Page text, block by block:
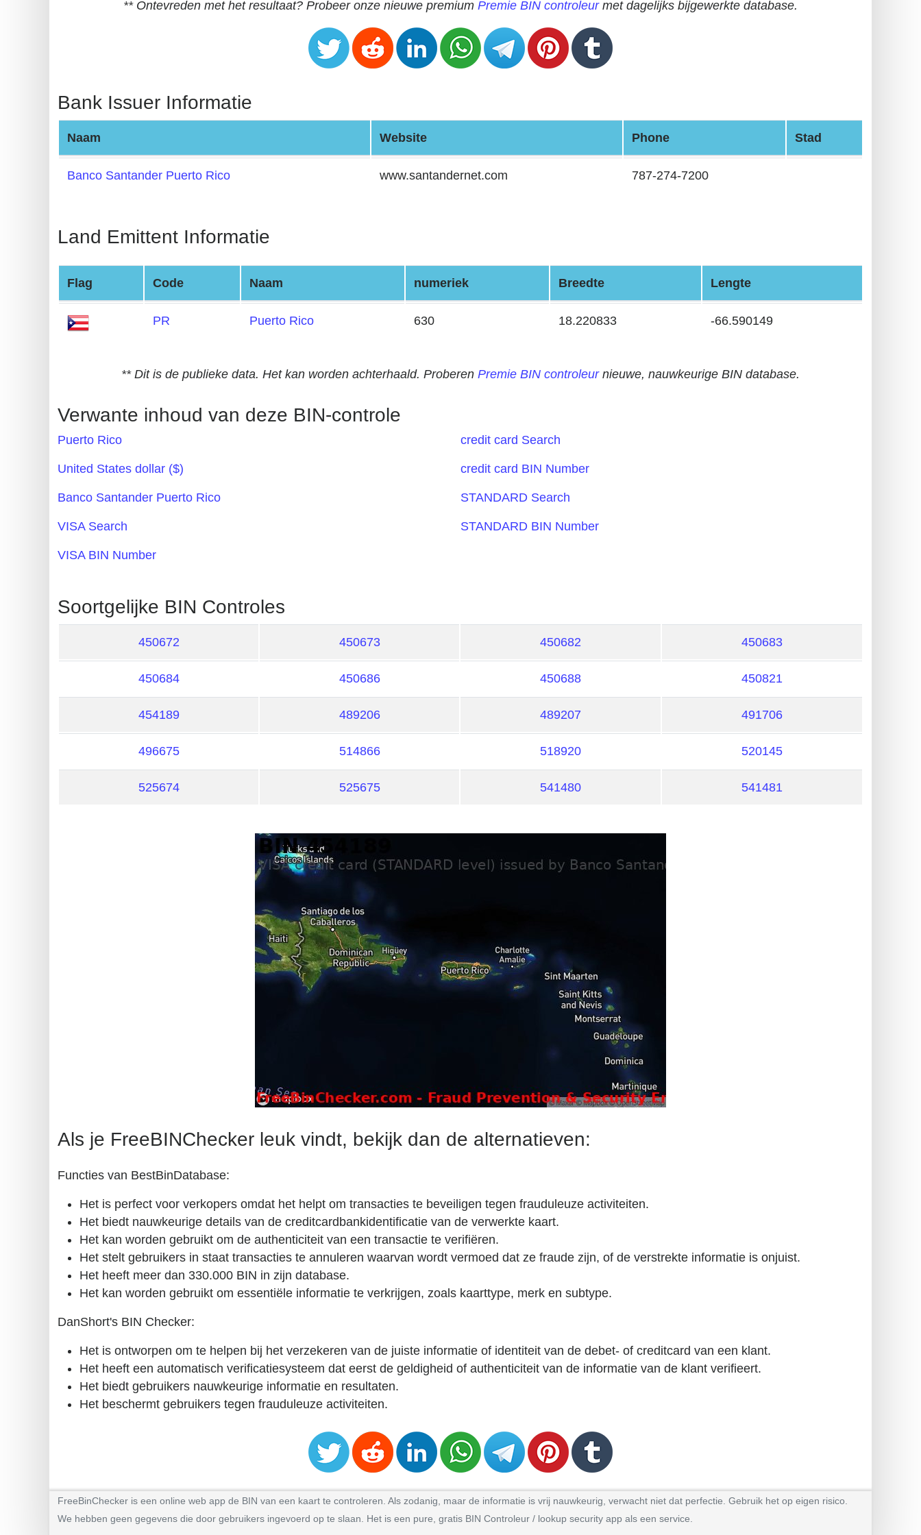
Credit
Card
Generator
Credit
Card
Generator
Generate
BIN
Card
Checker
What
My
Address
?
Lookup
BIN
/
** Ontevreden met het resultaat? Probeer onze nieuwe premium Premie BIN controleurmet dagelijks bijgewerkte database.
Bank Issuer Informatie
Naam Website Phone Stad
Banco Santander Puerto Rico www.santandernet.com 787-274-7200
Land Emittent Informatie
Flag Code Naam numeriek Breedte Lengte
PR Puerto Rico 630 18.220833 -66.590149
** Dit is de publieke data. Het kan worden achterhaald. Proberen Premie BIN controleurnieuwe, nauwkeurige BIN database.
Verwante inhoud van deze BIN-controle
Puerto Rico
United States dollar ($)
Banco Santander Puerto Rico
VISA Search
VISA BIN Number
credit card Search
credit card BIN Number
STANDARD Search
STANDARD BIN Number
Soortgelijke BIN Controles
450672 450673 450682 450683
450684 450686 450688 450821
454189 489206 489207 491706
496675 514866 518920 520145
525674 525675 541480 541481
Als je FreeBINChecker leuk vindt, bekijk dan de alternatieven:
Functies van BestBinDatabase:
Het is perfect voor verkopers omdat het helpt om transacties te beveiligen tegen frauduleuze activiteiten.
Het biedt nauwkeurige details van de creditcardbankidentificatie van de verwerkte kaart.
Het kan worden gebruikt om de authenticiteit van een transactie te verifiëren.
Het stelt gebruikers in staat transacties te annuleren waarvan wordt vermoed dat ze fraude zijn, of de verstrekte informatie is onjuist.
Het heeft meer dan 330.000 BIN in zijn database.
Het kan worden gebruikt om essentiële informatie te verkrijgen, zoals kaarttype, merk en subtype.
DanShort's BIN Checker:
Het is ontworpen om te helpen bij het verzekeren van de juiste informatie of identiteit van de debet- of creditcard van een klant.
Het heeft een automatisch verificatiesysteem dat eerst de geldigheid of authenticiteit van de informatie van de klant verifieert.
Het biedt gebruikers nauwkeurige informatie en resultaten.
Het beschermt gebruikers tegen frauduleuze activiteiten.
FreeBinChecker is een online web app de BIN van een kaart te controleren. Als zodanig, maar de informatie is vrij nauwkeurig, verwacht niet dat perfectie. Gebruik het op eigen risico.
We hebben geen gegevens die door gebruikers ingevoerd op te slaan. Het is een pure, gratis BIN Controleur / lookup security app als een service.